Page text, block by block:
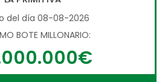
del día 08-08-2026
BOTE MILLONARIO: